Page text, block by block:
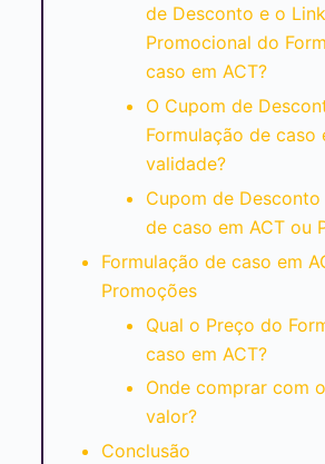
de Desconto e o Link
Promocional do
caso em ACT?
O Cupom de
Formulação de caso
validade?
Cupom de Desconto
de caso em ACT ou
Formulação de caso em
Promoções
Qual o Preço do
caso em ACT?
Onde comprar com
valor?
Conclusão